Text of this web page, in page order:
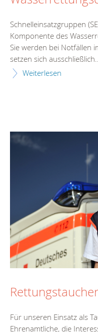
Schnelleinsatzgruppen
Komponente des
Sie werden bei Notfällen
setzen sich
Weiterlesen
Für unseren Einsatz als
Ehrenamtliche, die